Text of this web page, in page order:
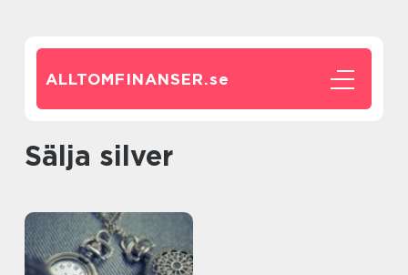
ALLTOMFINANSER.se
Sälja silver